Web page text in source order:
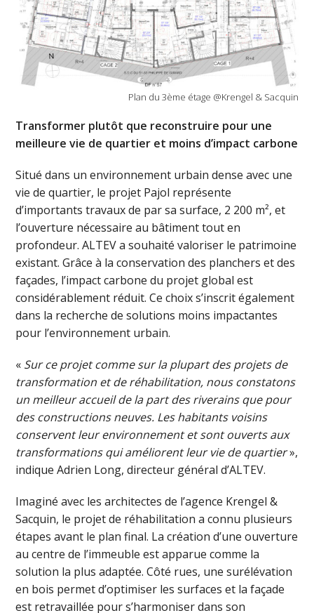
Plan du 3ème étage @Krengel & Sacquin
Transformer plutôt que reconstruire pour une
meilleure vie de quartier et moins d’impact carbone
Situé dans un environnement urbain dense avec une
vie de quartier, le projet Pajol représente
d’importants travaux de par sa surface, 2 200 m², et
l’ouverture nécessaire au bâtiment tout en
profondeur. ALTEV a souhaité valoriser le patrimoine
existant. Grâce à la conservation des planchers et des
façades, l’impact carbone du projet global est
considérablement réduit. Ce choix s’inscrit également
dans la recherche de solutions moins impactantes
pour l’environnement urbain.
« Sur ce projet comme sur la plupart des projets de
transformation et de réhabilitation, nous constatons
un meilleur accueil de la part des riverains que pour
des constructions neuves. Les habitants voisins
conservent leur environnement et sont ouverts aux
transformations qui améliorent leur vie de quartier»,
indique Adrien Long, directeur général d’ALTEV.
Imaginé avec les architectes de l’agence Krengel &
Sacquin, le projet de réhabilitation a connu plusieurs
étapes avant le plan final. La création d’une ouverture
au centre de l’immeuble est apparue comme la
solution la plus adaptée. Côté rues, une surélévation
en bois permet d’optimiser les surfaces et la façade
est retravaillée pour s’harmoniser dans son